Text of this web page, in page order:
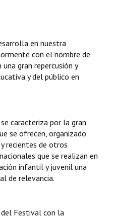
en nuestra
con el nombre de
una gran repercusión y
y del público en
caracteriza por la gran
se ofrecen, organizado
recientes de otros
que se realizan en
infantil y juvenil una
de relevancia.
Festival con la